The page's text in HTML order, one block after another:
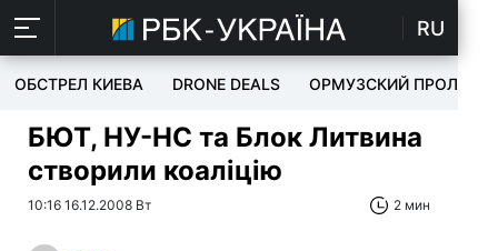
RU
ОБСТРЕЛ КИЕВА DRONE DEALS ОРМУЗСКИЙ ПРОЛИВ
БЮТ, НУ-НС та Блок Литвина
створили коаліцію
10:16 16.12.2008 Вт 2 мин